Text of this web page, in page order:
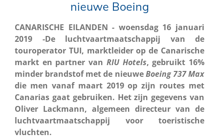
nieuwe Boeing
CANARISCHE EILANDEN - woensdag 16 januari
2019 -De luchtvaartmaatschappij van de
touroperator TUI, marktleider op de Canarische
markt en partner van RIU Hotels, gebruikt 16%
minder brandstof met de nieuweBoeing 737Max
die men vanaf maart 2019 op zijn routes met
Canarias gaat gebruiken. Het zijn gegevens van
Oliver Lackmann, algemeen directeur van de
luchtvaartmaatschappij voor toeristische
vluchten.